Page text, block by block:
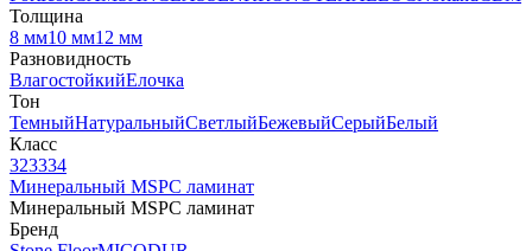
Толщина
8 мм10 мм12 мм
Разновидность
ВлагостойкийЕлочка
Тон
ТемныйНатуральныйСветлыйБежевыйСерыйБелый
Класс
323334
Минеральный MSPC ламинат
Минеральный MSPC ламинат
Бренд